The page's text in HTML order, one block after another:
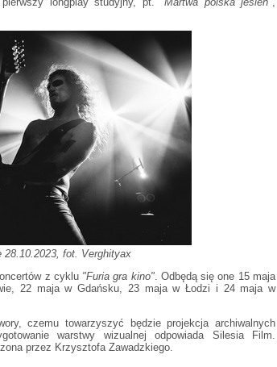
28.10.2023, fot. Verghityax
z cyklu "Furia gra kino". Odbędą się one 15 maja
22 maja w Gdańsku, 23 maja w Łodzi i 24 maja w
czemu towarzyszyć będzie projekcja archiwalnych
warstwy wizualnej odpowiada Silesia Film.
przez Krzysztofa Zawadzkiego.